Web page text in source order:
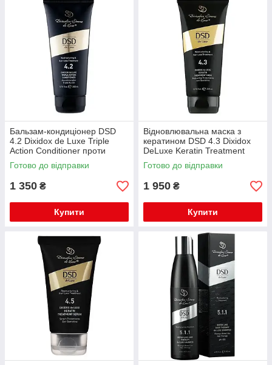
Бальзам-кондиціонер DSD
4.2 Dixidox de Luxe Triple
Action Conditioner проти
випадіння волосся 200 мл
Готово до відправки
1 350 ₴
Купити
Відновлювальна маска з
кератином DSD 4.3 Dixidox
DeLuxe Keratin Treatment
Маѕк для стимуляції росту
волосся 200 мл
Готово до відправки
1 950 ₴
Купити